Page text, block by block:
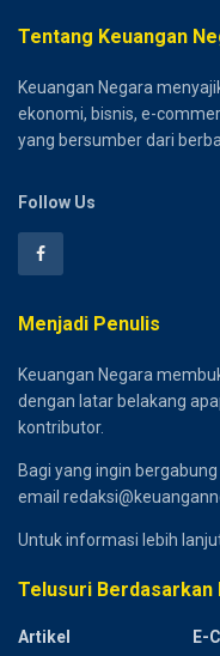
Tentang Keuangan
Keuangan Negara
ekonomi, bisnis, e-
yang bersumber dari
Follow Us
Menjadi Penulis
Keuangan Negara
dengan latar belakang
kontributor.
Bagi yang ingin
email
Untuk informasi lebih
Telusuri Berdasarkan
Artikel E-